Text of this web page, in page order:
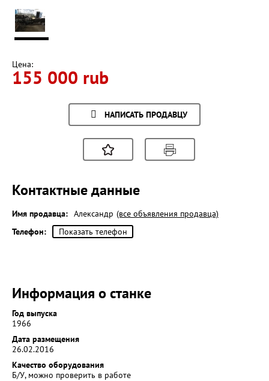
Цена:
155 000 rub
НАПИСАТЬ ПРОДАВЦУ
Контактные данные
Имя продавца: Александр (все объявления продавца)
Телефон:
Показать телефон
Информация о станке
Год выпуска
1966
Дата размещения
26.02.2016
Качество оборудования
Б/У, можно проверить в работе